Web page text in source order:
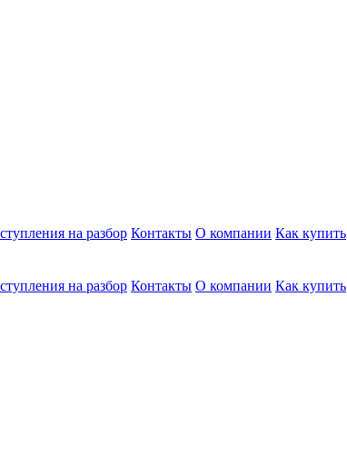
на разбор Контакты О компании Как купить
на разбор Контакты О компании Как купить